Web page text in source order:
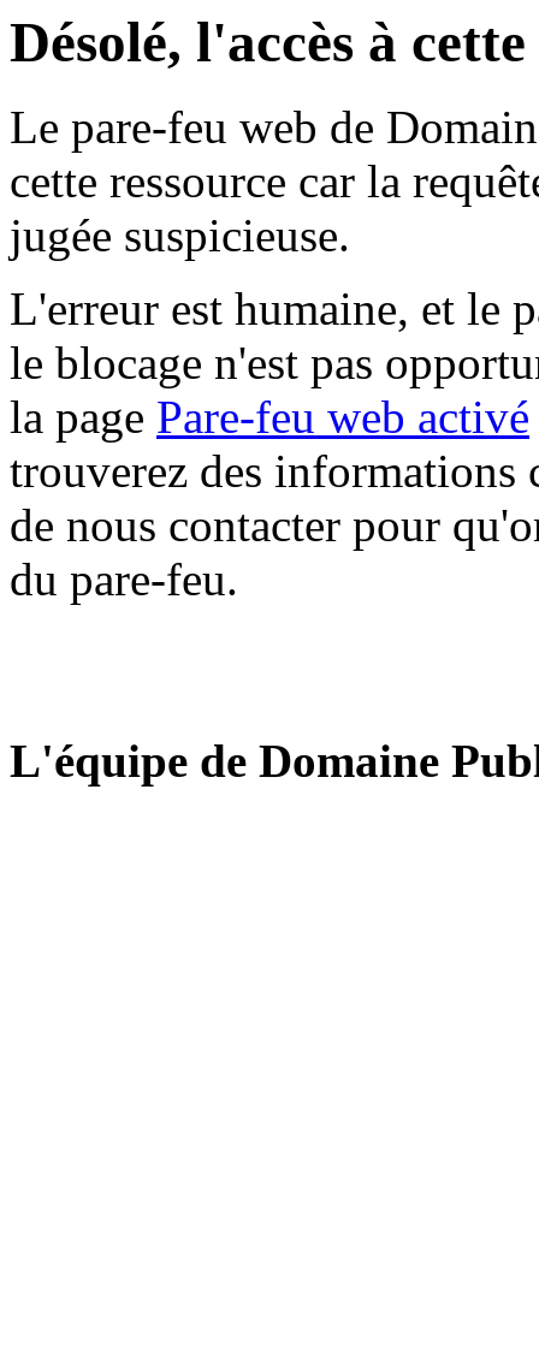
Désolé, l'accès à
Le pare-feu web de
cette ressource car la
jugée suspicieuse.
L'erreur est humaine, et le
le blocage n'est pas
la page Pare-feu web activé
trouverez des informations
de nous contacter pour
du pare-feu.
L'équipe de Domaine